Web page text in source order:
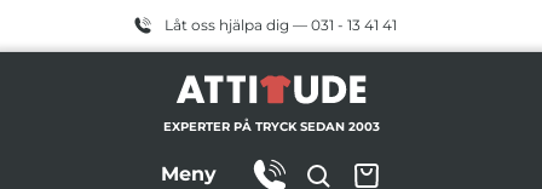
Låt oss hjälpa dig — 031 - 13 41 41
EXPERTER PÅ TRYCK SEDAN 2003
Meny